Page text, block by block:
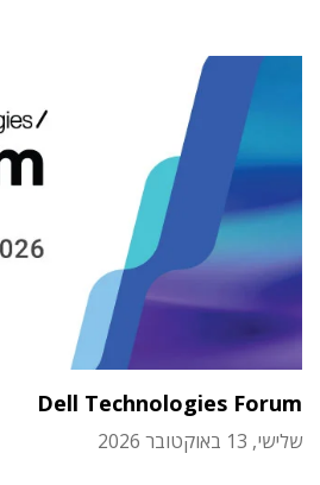
Dell Technologies Forum
שלישי, 13 באוקטובר 2026